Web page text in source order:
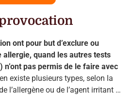
ont pour but d’exclure ou
quand les autres tests
n’ont pas permis de le faire avec
existe plusieurs types, selon la
l’allergène ou de l’agent irritant …